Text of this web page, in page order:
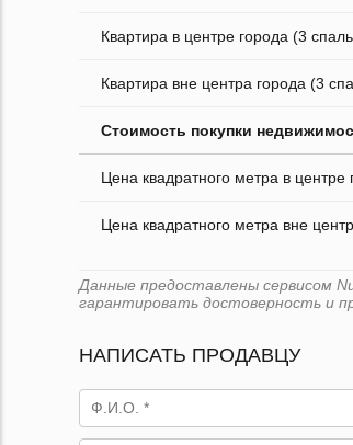
Квартира в центре города (3
Квартира вне центра города (3
Стоимость покупки
Цена квадратного метра в центре
Цена квадратного метра вне
Данные предоставлены сервисом
гарантировать достоверность и
НАПИСАТЬ ПРОДАВЦУ